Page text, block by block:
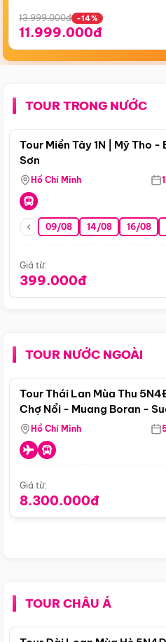
13.999.000đ -14%
11.999.000đ
TOUR TRONG NƯỚC
Tour Miền Tây 1N | Mỹ Tho
Sơn
Hồ Chí Minh
09/08 14/08 16/08
Giá từ:
399.000đ
TOUR NƯỚC NGOÀI
Tour Thái Lan Mùa Thu
Chợ Nổi - Muang Boran -
Airlines)
Hồ Chí Minh
Giá từ:
8.300.000đ
TOUR CHÂU Á